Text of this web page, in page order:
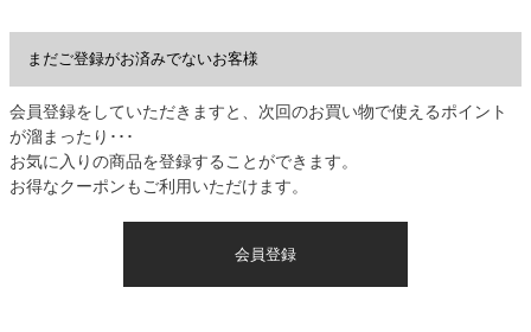
まだご登録がお済みでないお客様
会員登録をしていただきますと、次回のお買い物で使えるポイント
が溜まったり･･･
お気に入りの商品を登録することができます。
お得なクーポンもご利用いただけます。
会員登録